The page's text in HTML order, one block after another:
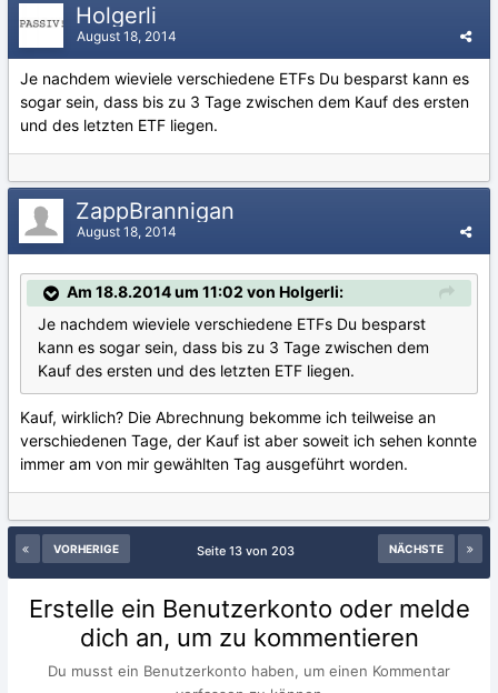
Holgerli
August 18, 2014
Je nachdem wieviele verschiedene ETFs Du besparst kann es
sogar sein, dass bis zu 3 Tage zwischen dem Kauf des ersten
und des letzten ETF liegen.
ZappBrannigan
August 18, 2014
Am 18.8.2014 um 11:02 von Holgerli:
Je nachdem wieviele verschiedene ETFs Du besparst
kann es sogar sein, dass bis zu 3 Tage zwischen dem
Kauf des ersten und des letzten ETF liegen.
Kauf, wirklich? Die Abrechnung bekomme ich teilweise an
verschiedenen Tage, der Kauf ist aber soweit ich sehen konnte
immer am von mir gewählten Tag ausgeführt worden.
VORHERIGE NÄCHSTE
Seite 13 von 203
Erstelle ein Benutzerkonto oder melde
dich an, um zu kommentieren
Du musst ein Benutzerkonto haben, um einen Kommentar